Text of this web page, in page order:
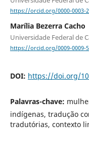
https://orcid.org/0000-0003-
Marília Bezerra Cacho
Universidade Federal de
https://orcid.org/0009-0009-
DOI: https://doi.org/
Palavras-chave:
indígenas, tradução
tradutórias, contexto